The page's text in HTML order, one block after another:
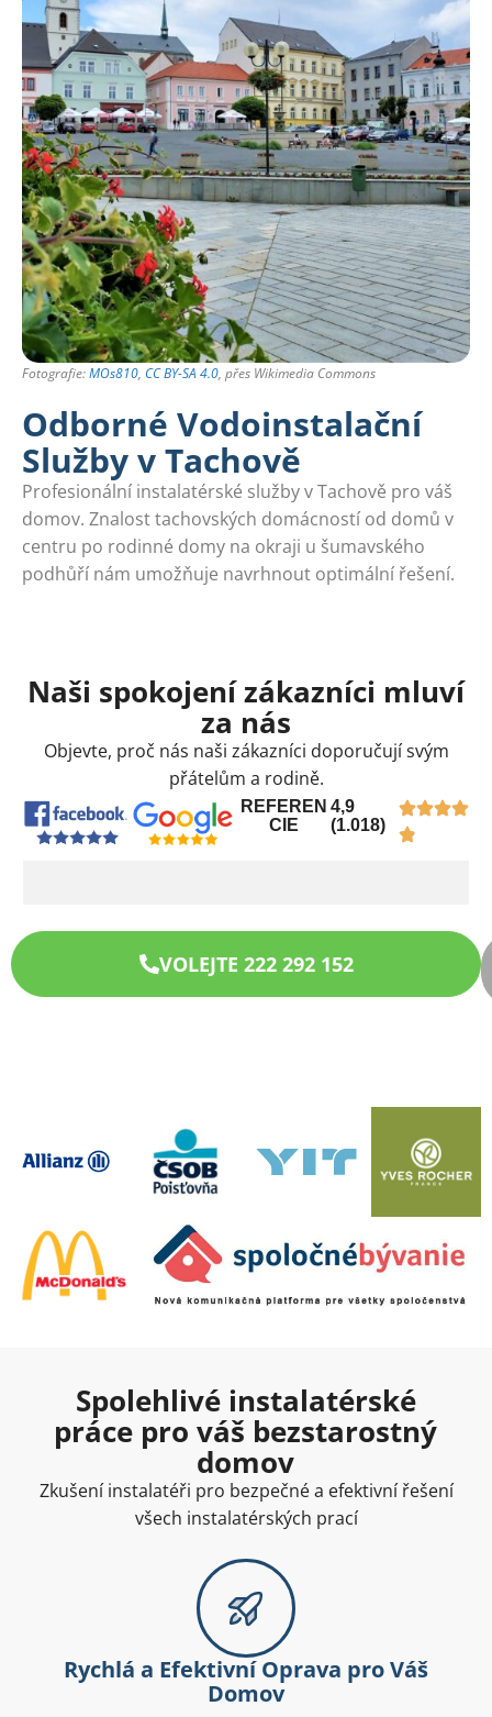
Fotografie:MOs810, CC BY-SA 4.0, přes Wikimedia Commons
Odborné Vodoinstalační
Služby v Tachově
Profesionální instalatérské služby v Tachově pro váš
domov. Znalost tachovských domácností od domů v
centru po rodinné domy na okraji u šumavského
podhůří nám umožňuje navrhnout optimální řešení.
Naši spokojení zákazníci mluví
za nás
Objevte, proč nás naši zákazníci doporučují svým
přátelům a rodině.
REFEREN
CIE
4,9
(1.018)
VOLEJTE 222 292 152
Spolehlivé instalatérské
práce pro váš bezstarostný
domov
Zkušení instalatéři pro bezpečné a efektivní řešení
všech instalatérských prací
Rychlá a Efektivní Oprava pro Váš
Domov